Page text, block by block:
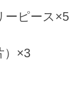
ーピース×5
）×3